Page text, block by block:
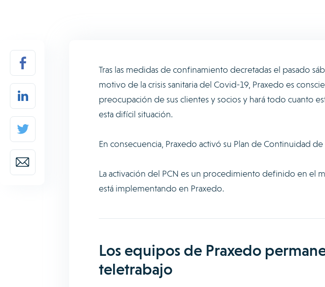
Tras las medidas de confinamiento decretadas el pasado
motivo de la crisis sanitaria del Covid-19, Praxedo es
preocupación de sus clientes y socios y hará todo cuanto
esta difícil situación.
En consecuencia, Praxedo activó su Plan de Continuidad
La activación del PCN es un procedimiento definido en el
está implementando en Praxedo.
Los equipos de Praxedo
teletrabajo